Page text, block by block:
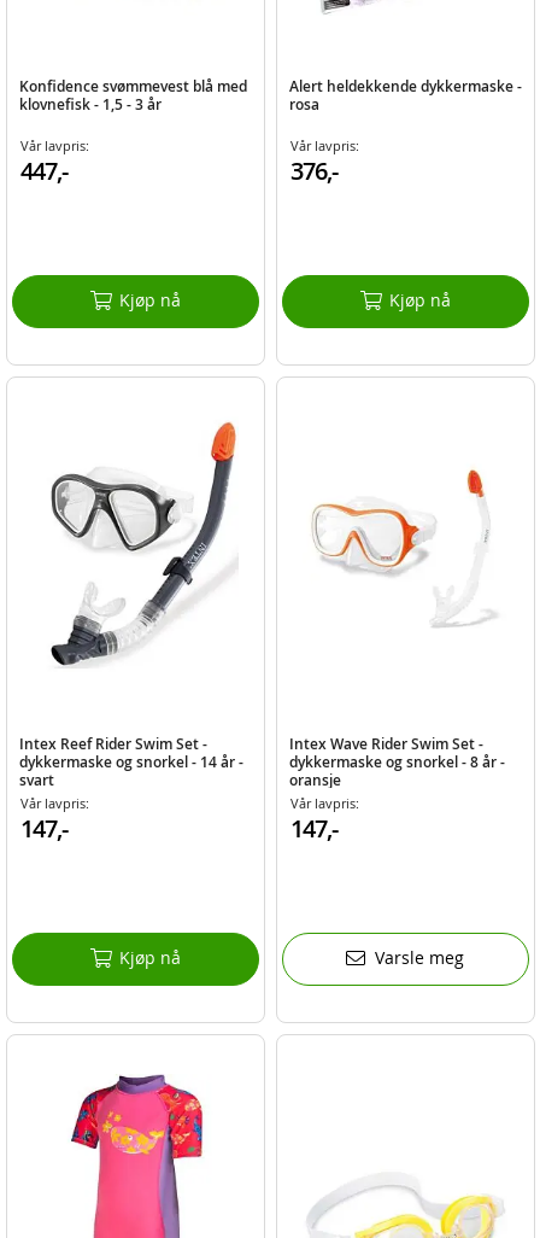
Konfidence svømmevest blå med
klovnefisk - 1,5 - 3 år
Vår lavpris:
447,-
Kjøp nå
Alert heldekkende dykkermaske -
rosa
Vår lavpris:
376,-
Kjøp nå
Intex Reef Rider Swim Set -
dykkermaske og snorkel - 14 år -
svart
Vår lavpris:
147,-
Kjøp nå
Intex Wave Rider Swim Set -
dykkermaske og snorkel - 8 år -
oransje
Vår lavpris:
147,-
Varsle meg